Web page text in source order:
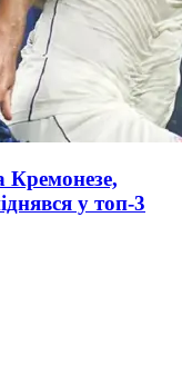
Кремонезе,
у топ-3